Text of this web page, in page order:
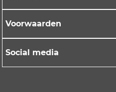
Voorwaarden
Social media